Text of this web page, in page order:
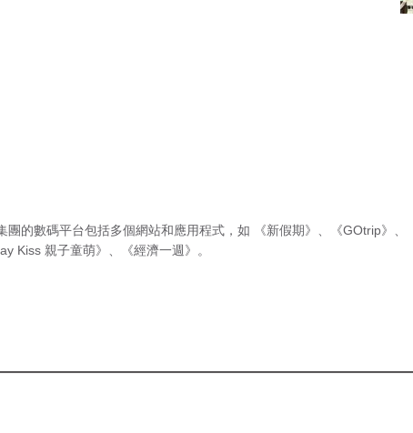
團的數碼平台包括多個網站和應用程式，如 《新假期》 《GOtrip》
Kiss 親子童萌》
《經濟一週》 。